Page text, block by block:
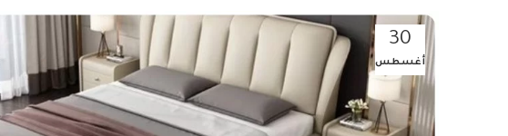
30
أغسطس